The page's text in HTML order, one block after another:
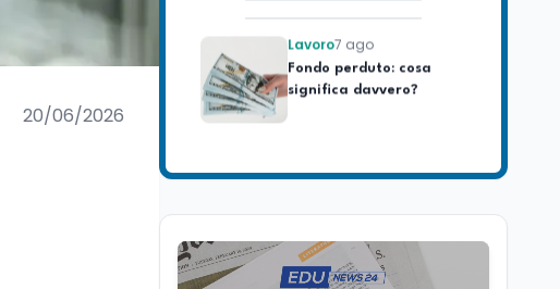
20/06/2026
Lavoro7 ago
Fondo perduto: cosa
significa davvero?
farmaco anti-tumore
Ricerca 6 ago
Il rivelatore che 'vede' i